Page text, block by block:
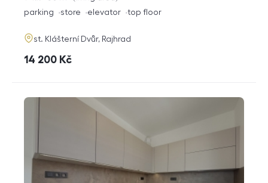
disposition
funkce
parking store elevator top floor
adresa
st. Klášterní Dvůr, Rajhrad
cena
14 200 Kč